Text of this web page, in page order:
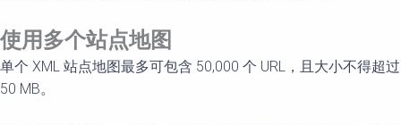
使用多个站点地图
单个 XML 站点地图最多可包含 50,000 个 URL，且大小不得超过
50 MB。